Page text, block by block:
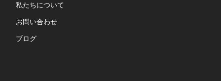
私たちについて
お問い合わせ
ブログ